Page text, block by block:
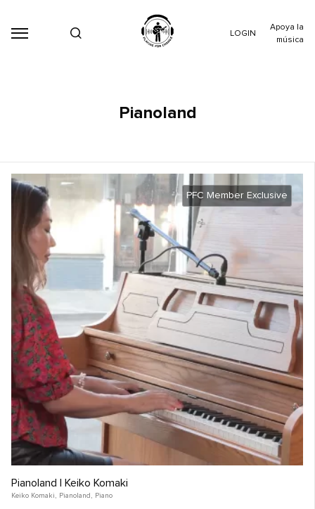
LOGIN
Apoya la
música
Pianoland
PFC Member Exclusive
Pianoland | Keiko Komaki
Keiko Komaki , Pianoland , Piano